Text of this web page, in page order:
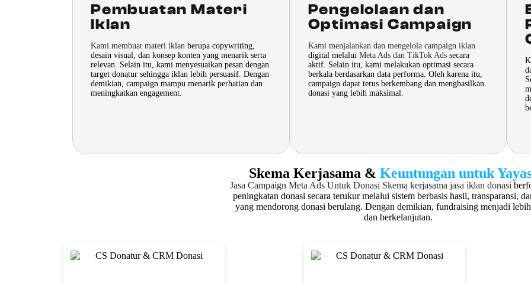
Pembuatan Materi
Iklan
Kami membuat materi iklan berupa copywriting,
desain visual, dan konsep konten yang menarik serta
relevan. Selain itu, kami menyesuaikan pesan dengan
target donatur sehingga iklan lebih persuasif. Dengan
demikian, campaign mampu menarik perhatian dan
meningkatkan engagement.
Pengelolaan dan
Optimasi Campaign
Kami menjalankan dan mengelola campaign iklan
digital melalui Meta Ads dan TikTok Adssecara
aktif. Selain itu, kami melakukan optimasi secara
berkala berdasarkan data performa. Oleh karena itu,
campaign dapat terus berkembang dan menghasilkan
donasi yang lebih maksimal.
Skema Kerjasama &Keuntungan untuk
Jasa Campaign Meta Ads Untuk Donasi Skema kerjasama jasa iklan donasi
peningkatan donasi secara terukur melalui sistem berbasis hasil, transparansi,
yang mendorong donasi berulang. Dengan demikian, fundraising menjadi
dan berkelanjutan.